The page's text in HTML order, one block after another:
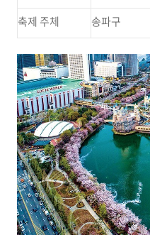
축제 주체
송파구